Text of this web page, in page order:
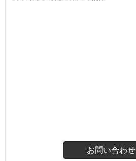
お問い合わせ